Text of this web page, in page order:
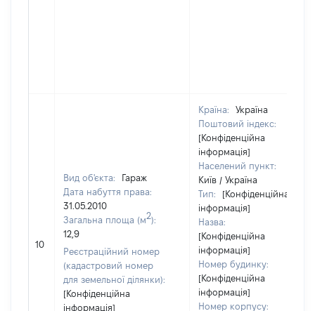
10
Вид об'єкта:
Гараж
Дата набуття права:
31.05.2010
Загальна площа (м2):
12,9
Реєстраційний номер
(кадастровий номер
для земельної ділянки):
[Конфіденційна
інформація]
Країна:
Україна
Поштовий індекс:
[Конфіденційна
інформація]
Населений пункт:
Київ / Україна
Тип:
[Конфіденційна
інформація]
Назва:
[Конфіденційна
інформація]
Номер будинку:
[Конфіденційна
інформація]
Номер корпусу: